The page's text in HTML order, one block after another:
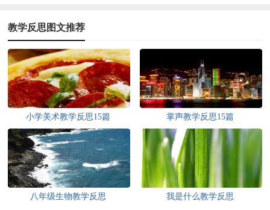
教学反思图文推荐
小学美术教学反思15篇 掌声教学反思15篇
八年级生物教学反思 我是什么教学反思